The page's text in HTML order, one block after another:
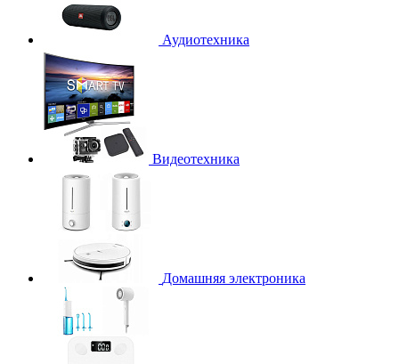
Аудиотехника
Видеотехника
Домашняя электроника